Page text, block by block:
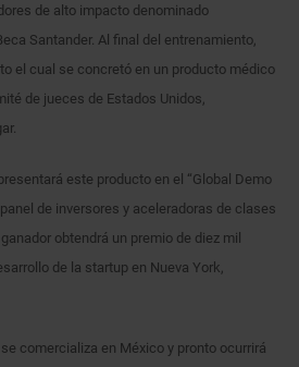
de alto impacto denominado
Santander. Al final del entrenamiento,
el cual se concretó en un producto médico
de jueces de Estados Unidos,
este producto en el “Global Demo
de inversores y aceleradoras de clases
obtendrá un premio de diez mil
de la startup en Nueva York,
comercializa en México y pronto ocurrirá